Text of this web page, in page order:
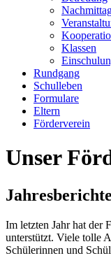
Klassen
Rundgang
Schulleben
Formulare
Eltern
Förderverein
Unser
Im letzten Jahr hat der
unterstützt. Viele tolle
Schülerinnen und